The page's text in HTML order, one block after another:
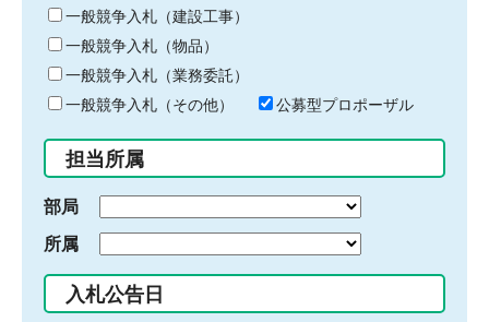
キ
ー
ワ
ー
ド
入
力
一般競争入札（建設工事）
一般競争入札（物品）
一般競争入札（業務委託）
一般競争入札（その他）
公募型プロポーザル
担当所属
部局
所属
入札公告日